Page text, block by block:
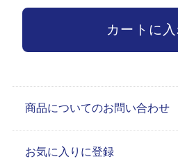
商品についてのお問い合わせ
お気に入りに登録